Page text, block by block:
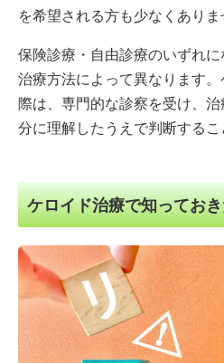
を希望される方も少なくありま
保険診療・自由診療のいずれ
治療方法によって異なります
際は、専門的な診察を受け、
分に理解したうえで判断するこ
ケロイド治療で知ってお